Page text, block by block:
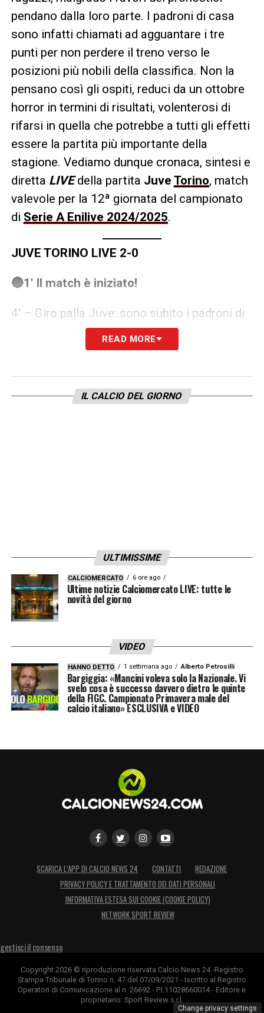
pendano dalla loro parte. I padroni di casa
sono infatti chiamati ad agguantare i tre
punti per non perdere il treno verso le
posizioni più nobili della classifica. Non la
pensano così gli ospiti, reduci da un ottobre
horror in termini di risultati, volenterosi di
rifarsi in quella che potrebbe a tutti gli effetti
essere la partita più importante della
stagione. Vediamo dunque cronaca, sintesi e
diretta LIVEdella partita Juve Torino, match
valevole per la 12ª giornata del campionato
di Serie A Enilive 2024/2025.
JUVE TORINO LIVE 2-0
🔴1′ Il match è iniziato!
4′ – Giro palla Juve: sono subito i padroni di
casa a voler fare la partita. Possesso della
Vecchia Signora in questi primi minuti
7′ – Atmosfera da brividi all’Allianz Stadium,
tutto esaurito il fortino bianconero. Più che
14′ – Angolo Toro: primo tiro dalla bandierina
per i padroni di casa, interviene Perin a
salvare la minaccia
⚽19′ – GOL DELLA JUVE : Weah porta avanti
i bianconeri. Azione travolgente di Cambiaso
sulla fascia destra del campo, il suo cross
viene deviato da Milinkovic che serve
OCCASIONE JUVE:
e fa tutto benissimo. Contropiede portato
poi – peccando forse di egoismo – dai 25
compagni ai suoi lati.
27′ – Prova a riprendersi il Torino: dopo lo
formazione granata. La manovra dei ragazzi
31′ – Ancora Cambiaso: altro contropiede
READ MORE
IL CALCIO DEL GIORNO
ULTIMISSIME
CALCIOMERCATO 6 ore ago
Ultime notizie Calciomercato LIVE: tutte le
novità del giorno
VIDEO
HANNO DETTO 1 settimana ago Alberto Petrosilli
Bargiggia: «Mancini voleva solo la Nazionale. Vi
svelo cosa è successo davvero dietro le quinte
della FIGC. Campionato Primavera male del
calcio italiano» ESCLUSIVA e VIDEO
SCARICA L’APP DI CALCIO NEWS 24 CONTATTI
REDAZIONE
PRIVACY POLICY E TRATTAMENTO DEI DATI PERSONALI
INFORMATIVA ESTESA SUI COOKIE (COOKIE POLICY)
NETWORK SPORT REVIEW
gestisci il consenso
Copyright 2026 © riproduzione riservata Calcio News 24 -Registro
Stampa Tribunale di Torino n. 47 del 07/09/2021 - Iscritto al Registro
Operatori di Comunicazione al n. 26692 - P.I.11028660014 - Editore e
proprietario: Sport Review s.r.l.
Change privacy settings